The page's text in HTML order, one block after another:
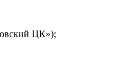
ЦК»);